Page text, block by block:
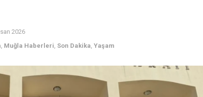
2026
Muğla Haberleri Son Dakika Yaşam